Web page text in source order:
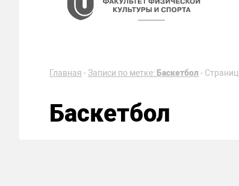
Главная -Записи по метке: Баскетбол -
Баскетбол